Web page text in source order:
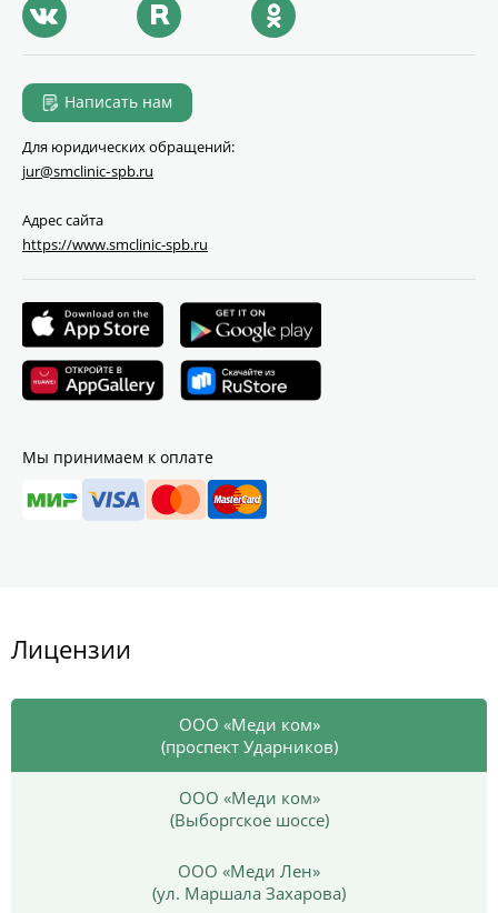
Написать нам
Для юридических обращений:
jur@smclinic‑spb.ru
Адрес сайта
https://www.smclinic-spb.ru
Мы принимаем к оплате
Лицензии
ООО «Меди ком»
(проспект Ударников)
ООО «Меди ком»
(Выборгское шоссе)
ООО «Меди Лен»
(ул. Маршала Захарова)